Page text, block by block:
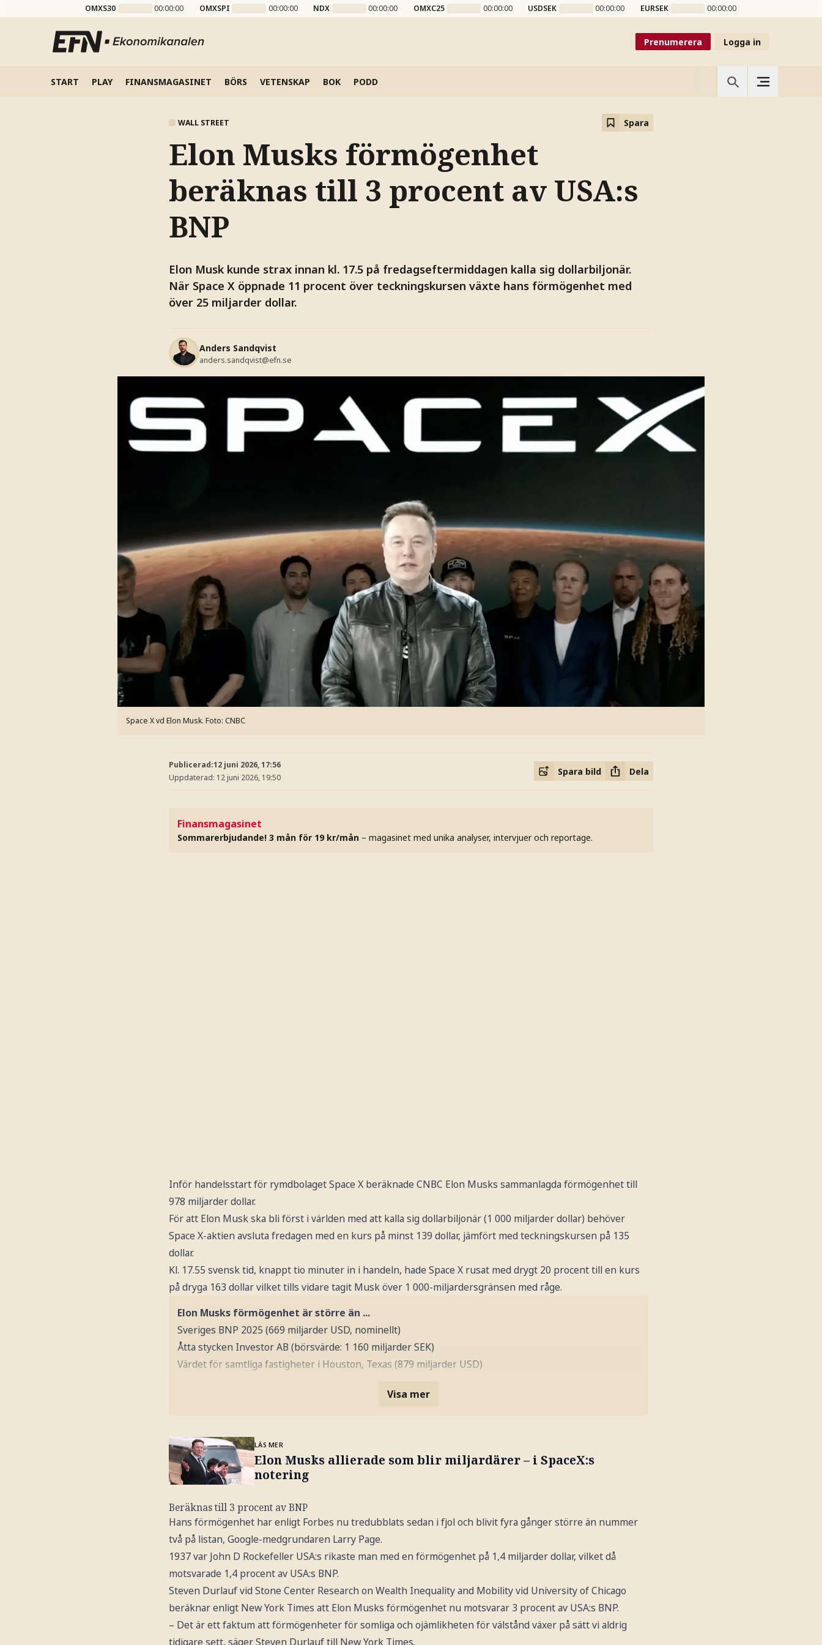
OMXS30 00:00:00 OMXSPI 00:00:00 NDX 00:00:00 OMXC25 00:00:00 USDSEK 00:00:00 EURSEK 00:00:00
Prenumerera Logga in
START PLAY FINANSMAGASINET BÖRS VETENSKAP BOK PODD
WALL STREET Spara
Elon Musks förmögenhet
beräknas till 3 procent av USA:s
BNP
Elon Musk kunde strax innan kl. 17.5 på fredagseftermiddagen kalla sig dollarbiljonär.
När Space X öppnade 11 procent över teckningskursen växte hans förmögenhet med
över 25 miljarder dollar.
Anders Sandqvist
anders.sandqvist@efn.se
Space X vd Elon Musk. Foto: CNBC
Publicerad:12 juni 2026, 17:56
Uppdaterad: 12 juni 2026, 19:50
Spara bild Dela
Finansmagasinet
Sommarerbjudande! 3 mån för 19 kr/mån – magasinet med unika analyser, intervjuer och reportage.
Inför handelsstart för rymdbolaget Space X beräknade CNBC Elon Musks sammanlagda förmögenhet till
978 miljarder dollar.
För att Elon Musk ska bli först i världen med att kalla sig dollarbiljonär (1 000 miljarder dollar) behöver
Space X-aktien avsluta fredagen med en kurs på minst 139 dollar, jämfört med teckningskursen på 135
dollar.
Kl. 17.55 svensk tid, knappt tio minuter in i handeln, hade Space X rusat med drygt 20 procent till en kurs
på dryga 163 dollar vilket tills vidare tagit Musk över 1 000-miljardersgränsen med råge.
Elon Musks förmögenhet är större än ...
Sveriges BNP 2025 (669 miljarder USD, nominellt)
Åtta stycken Investor AB (börsvärde: 1 160 miljarder SEK)
Värdet för samtliga fastigheter i Houston, Texas (879 miljarder USD)
Visa mer
LÄS MER
Elon Musks allierade som blir miljardärer – i SpaceX:s
notering
Beräknas till 3 procent av BNP
Hans förmögenhet har enligt Forbes nu tredubblats sedan i fjol och blivit fyra gånger större än nummer
två på listan, Google-medgrundaren Larry Page.
1937 var John D Rockefeller USA:s rikaste man med en förmögenhet på 1,4 miljarder dollar, vilket då
motsvarade 1,4 procent av USA:s BNP.
Steven Durlauf vid Stone Center Research on Wealth Inequality and Mobility vid University of Chicago
beräknar enligt New York Times att Elon Musks förmögenhet nu motsvarar 3 procent av USA:s BNP.
– Det är ett faktum att förmögenheter för somliga och ojämlikheten för välstånd växer på sätt vi aldrig
tidigare sett, säger Steven Durlauf till New York Times.